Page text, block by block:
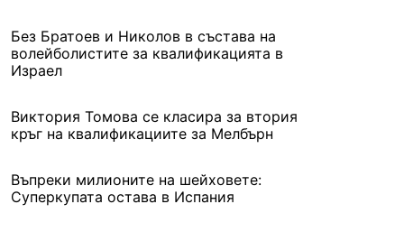
Без Братоев и Николов в състава на
волейболистите за квалификацията в
Израел
Виктория Томова се класира за втория
кръг на квалификациите за Мелбърн
Въпреки милионите на шейховете:
Суперкупата остава в Испания